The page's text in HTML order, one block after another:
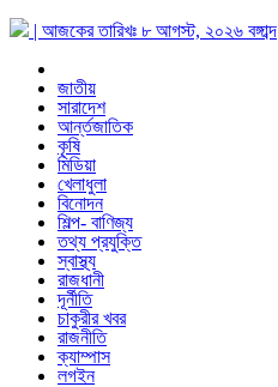
| আজকের তারিখঃ ৮ আগস্ট, ২০২৬ বঙ্গাব্দ
জাতীয়
সারাদেশ
আর্ন্তজাতিক
কৃষি
মিডিয়া
খেলাধুলা
বিনোদন
শিল্প- বাণিজ্য
তথ্য প্রযুক্তি
স্বাস্থ্য
রাজধানী
দূর্নীতি
চাকুরীর খবর
রাজনীতি
ক্যাম্পাস
লগইন